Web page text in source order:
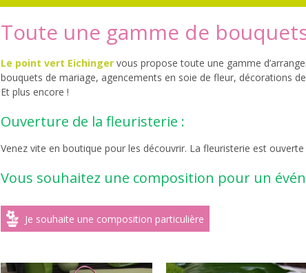
Toute une gamme de
Le point vert Eichinger vous propose toute une gamme
bouquets de mariage, agencements en soie de fleur, décorations
Et plus encore !
Ouverture de la fleuristerie :
Venez vite en boutique pour les découvrir. La fleuristerie est
Vous souhaitez une composition pour un
Je souhaite une composition particulière